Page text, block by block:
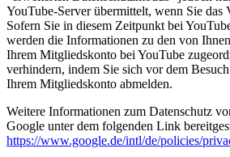
YouTube-Server übermittelt, wenn Sie das
Sofern Sie in diesem Zeitpunkt bei
werden die Informationen zu den von
Ihrem Mitgliedskonto bei YouTube
verhindern, indem Sie sich vor dem
Ihrem Mitgliedskonto abmelden.
Weitere Informationen zum Datenschutz
Google unter dem folgenden Link
https://www.google.de/intl/de/policies/